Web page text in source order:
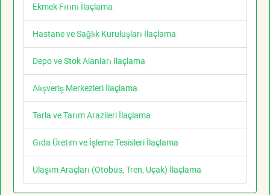
Ekmek Fırını İlaçlama
Hastane ve Sağlık Kuruluşları İlaçlama
Depo ve Stok Alanları İlaçlama
Alışveriş Merkezleri İlaçlama
Tarla ve Tarım Arazileri İlaçlama
Gıda Üretim ve İşleme Tesisleri İlaçlama
Ulaşım Araçları (Otobüs, Tren, Uçak) İlaçlama